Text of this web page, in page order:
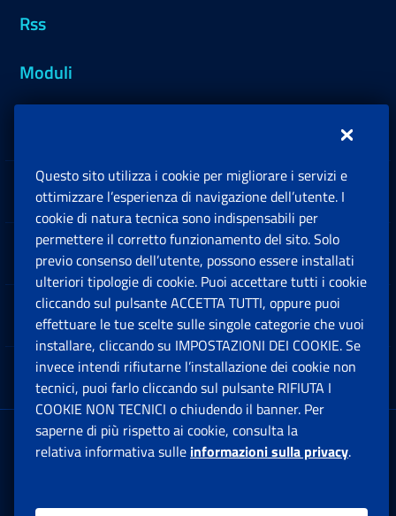
Rss
Moduli
Sedi e Contatti
Software
Note Legali
App mobile
Sede Legale : Via Ciro il Grande, 21
00144 Roma
Questo sito utilizza i cookie per migliorare i servizi e
ottimizzare l’esperienza di navigazione dell’utente. I
cookie di natura tecnica sono indispensabili per
permettere il corretto funzionamento del sito. Solo
previo consenso dell’utente, possono essere installati
ulteriori tipologie di cookie. Puoi accettare tutti i cookie
cliccando sul pulsante ACCETTA TUTTI, oppure puoi
effettuare le tue scelte sulle singole categorie che vuoi
installare, cliccando su IMPOSTAZIONI DEI COOKIE. Se
invece intendi rifiutarne l’installazione dei cookie non
tecnici, puoi farlo cliccando sul pulsante RIFIUTA I
COOKIE NON TECNICI o chiudendo il banner. Per
saperne di più rispetto ai cookie, consulta la
relativa informativa sulle informazioni sulla privacy.